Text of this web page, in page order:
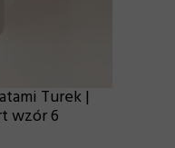
Turek |
wzór 6